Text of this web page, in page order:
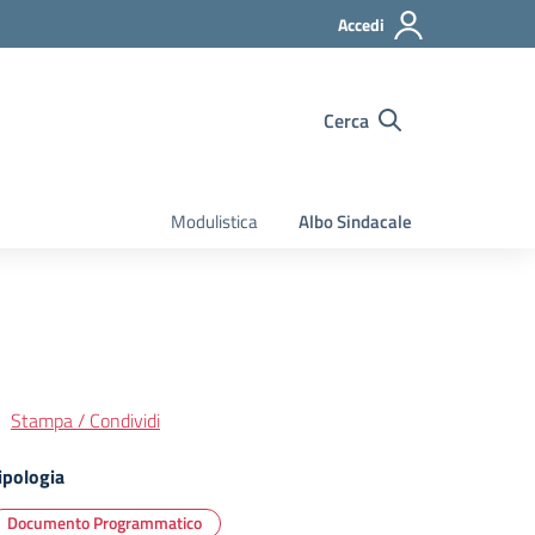
Accedi
Cerca
Modulistica Albo Sindacale
Stampa / Condividi
Documento Programmatico